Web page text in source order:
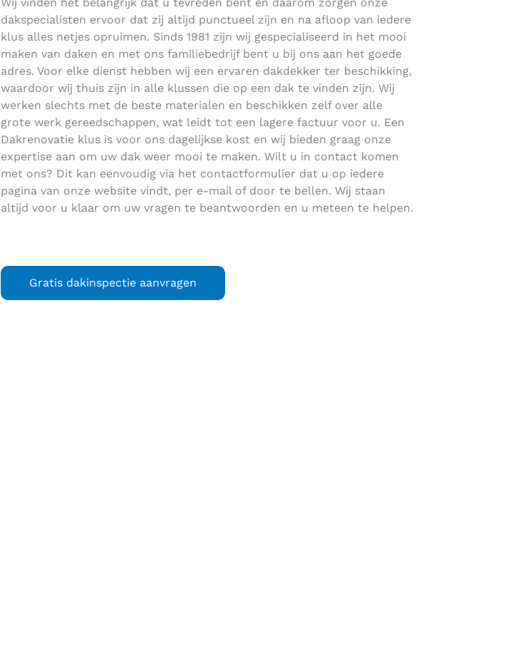
dakspecialisten ervoor dat zij altijd punctueel zijn en na afloop van iedere
klus alles netjes opruimen. Sinds 1981 zijn wij gespecialiseerd in het mooi
maken van daken en met ons familiebedrijf bent u bij ons aan het goede
adres. Voor elke dienst hebben wij een ervaren dakdekker ter beschikking,
waardoor wij thuis zijn in alle klussen die op een dak te vinden zijn. Wij
werken slechts met de beste materialen en beschikken zelf over alle
grote werk gereedschappen, wat leidt tot een lagere factuur voor u. Een
Dakrenovatie klus is voor ons dagelijkse kost en wij bieden graag onze
expertise aan om uw dak weer mooi te maken. Wilt u in contact komen
met ons? Dit kan eenvoudig via het contactformulier dat u op iedere
pagina van onze website vindt, per e-mail of door te bellen. Wij staan
altijd voor u klaar om uw vragen te beantwoorden en u meteen te helpen.
Gratis dakinspectie aanvragen